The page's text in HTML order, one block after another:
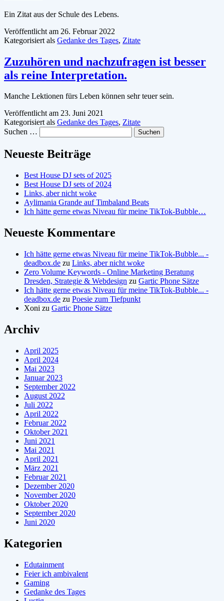
Ein Zitat aus der Schule des Lebens.
Veröffentlicht am 26. Februar 2022
Kategorisiert als Gedanke des Tages, Zitate
Zuzuhören und nachzufragen ist besser
als reine Interpretation.
Manche Lektionen fürs Leben können sehr teuer sein.
Veröffentlicht am 23. Juni 2021
Kategorisiert als Gedanke des Tages, Zitate
Suchen …
Neueste Beiträge
Best House DJ sets of 2025
Best House DJ sets of 2024
Links, aber nicht woke
Aylimania Grande auf Timbaland Beats
Ich hätte gerne etwas Niveau für meine TikTok-Bubble…
Neueste Kommentare
Ich hätte gerne etwas Niveau für meine TikTok-Bubble... -
deadbox.de zu Links, aber nicht woke
Zero Volume Keywords - Online Marketing Beratung
Dresden, Strategie & Webdesign zu Gartic Phone Sätze
Ich hätte gerne etwas Niveau für meine TikTok-Bubble... -
deadbox.de zu Poesie zum Tiefpunkt
Xoni zu Gartic Phone Sätze
Archiv
April 2025
April 2024
Mai 2023
Januar 2023
September 2022
August 2022
Juli 2022
April 2022
Februar 2022
Oktober 2021
Juni 2021
Mai 2021
April 2021
März 2021
Februar 2021
Dezember 2020
November 2020
Oktober 2020
September 2020
Juni 2020
Kategorien
Edutainment
Feier ich ambivalent
Gaming
Gedanke des Tages